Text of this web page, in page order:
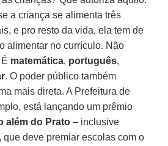
a criança se alimenta três
e pro resto da vida, ela tem de
alimentar no currículo. Não
matemática, português,
. O poder público também
mais direta. A Prefeitura de
está lançando um prêmio
além do Prato – inclusive
que deve premiar escolas com o